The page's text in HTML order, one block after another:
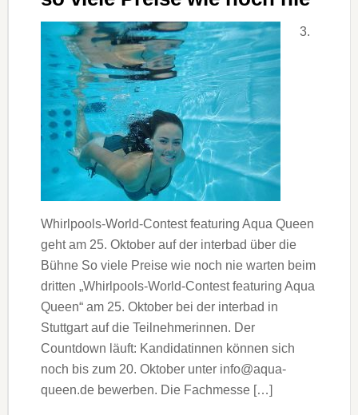
3.
Whirlpools-World-Contest featuring Aqua Queen
geht am 25. Oktober auf der interbad über die
Bühne So viele Preise wie noch nie warten beim
dritten „Whirlpools-World-Contest featuring Aqua
Queen“ am 25. Oktober bei der interbad in
Stuttgart auf die Teilnehmerinnen. Der
Countdown läuft: Kandidatinnen können sich
noch bis zum 20. Oktober unter info@aqua-
queen.de bewerben. Die Fachmesse […]